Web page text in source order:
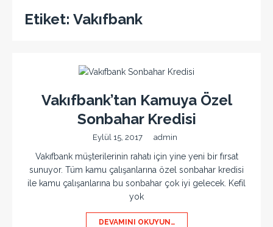
Etiket: Vakıfbank
Vakıfbank’tan Kamuya Özel
Sonbahar Kredisi
Eylül 15, 2017 admin
Vakıfbank müşterilerinin rahatı için yine yeni bir fırsat
sunuyor. Tüm kamu çalışanlarına özel sonbahar kredisi
ile kamu çalışanlarına bu sonbahar çok iyi gelecek. Kefil
yok
DEVAMINI OKUYUN…